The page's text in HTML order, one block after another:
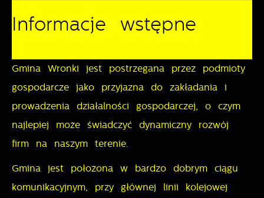
Informacje wstępne
Gmina Wronki jest postrzegana przez podmioty
gospodarcze jako przyjazna do zakładania i
prowadzenia działalności gospodarczej, o czym
najlepiej może świadczyć dynamiczny rozwój
firm na naszym terenie.
Gmina jest położona w bardzo dobrym ciągu
komunikacyjnym, przy głównej linii kolejowej
ustawień preferencji prywatności, logowania czy
Tego typu pliki cookies umożliwiają stronie
internetowej zapamiętanie wprowadzonych przez
Ciebie ustawień oraz personalizację określonych
funkcjonalności czy prezentowanych treści.
Dzięki tym plikom cookies możemy zapewnić Ci
większy komfort korzystania z funkcjonalności naszej
indywidualnych preferencji. Wyrażenie zgody na
funkcjonalne i personalizacyjne pliki cookies
Analityczne